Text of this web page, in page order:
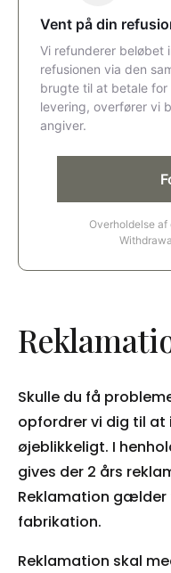
Skulle du få
opfordrer vi dig til
øjeblikkeligt. I
gives der 2 års
Reklamation gælder
fabrikation.
Reklamation skal